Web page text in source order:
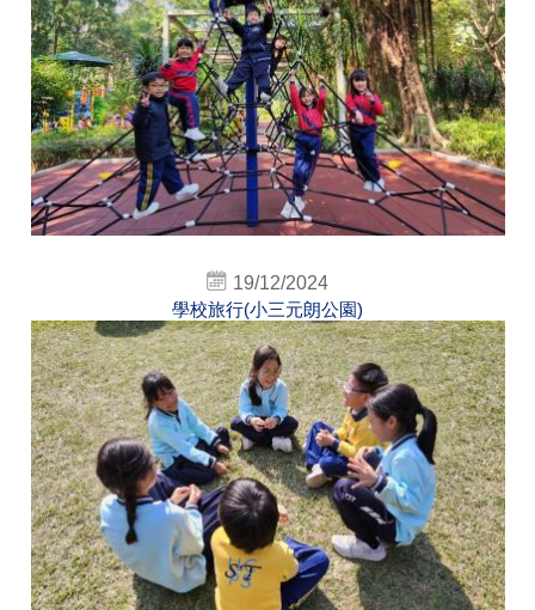
19/12/2024
學校旅行(小三元朗公園)